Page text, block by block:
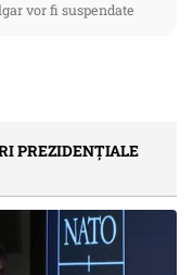
vor fi suspendate
PREZIDENȚIALE